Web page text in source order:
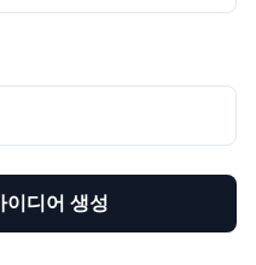
이디어 생성